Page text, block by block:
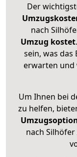
Der
nach
Umzug kostet.
sein, was das
erwarten und
Um Ihnen bei
zu helfen,
nach Silhöfer